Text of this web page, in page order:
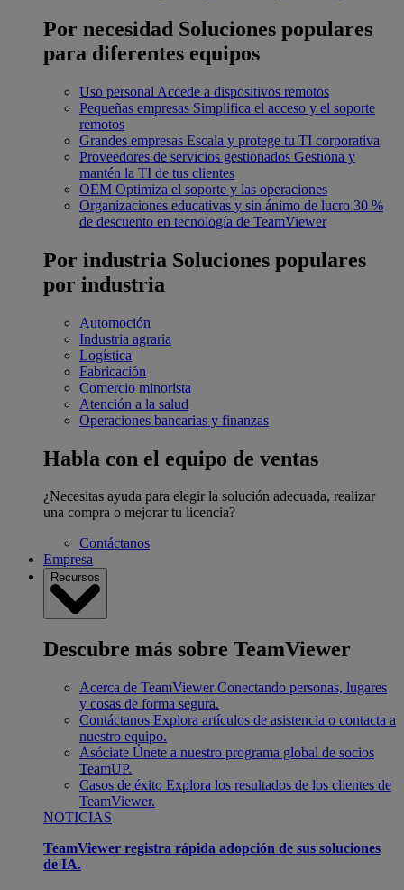
Por necesidad Soluciones populares
para diferentes equipos
Uso personal Accede a dispositivos remotos
Pequeñas empresas Simplifica el acceso y el soporte
remotos
Grandes empresas Escala y protege tu TI corporativa
Proveedores de servicios gestionados Gestiona y
mantén la TI de tus clientes
OEM Optimiza el soporte y las operaciones
Organizaciones educativas y sin ánimo de lucro 30 %
de descuento en tecnología de TeamViewer
Por industria Soluciones populares
por industria
Automoción
Industria agraria
Logística
Fabricación
Comercio minorista
Atención a la salud
Operaciones bancarias y finanzas
Habla con el equipo de ventas
¿Necesitas ayuda para elegir la solución adecuada, realizar
una compra o mejorar tu licencia?
Contáctanos
Empresa
Recursos
Descubre más sobre TeamViewer
Acerca de TeamViewer Conectando personas, lugares
y cosas de forma segura.
Contáctanos Explora artículos de asistencia o contacta a
nuestro equipo.
Asóciate Únete a nuestro programa global de socios
TeamUP.
Casos de éxito Explora los resultados de los clientes de
TeamViewer.
NOTICIAS
TeamViewer registra rápida adopción de sus soluciones
de IA.